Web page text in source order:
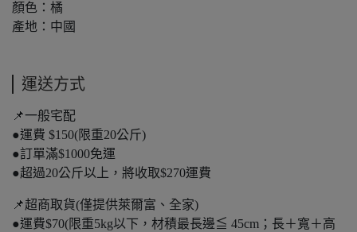
顏色：橘
產地：中國
運送方式
📌一般宅配
●運費 $150(限重20公斤)
●訂單滿$1000免運
●超過20公斤以上，將收取$270運費
📌超商取貨(僅提供萊爾富、全家)
●運費$70(限重5kg以下，材積最長邊≦ 45cm；長＋寬＋高